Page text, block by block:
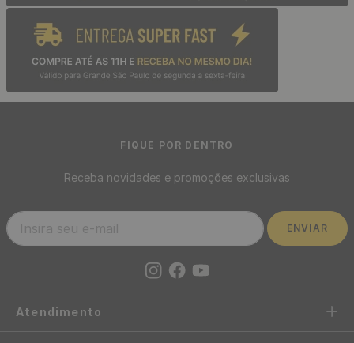
FIQUE POR DENTRO
Receba novidades e promoções exclusivas
ENVIAR
Atendimento